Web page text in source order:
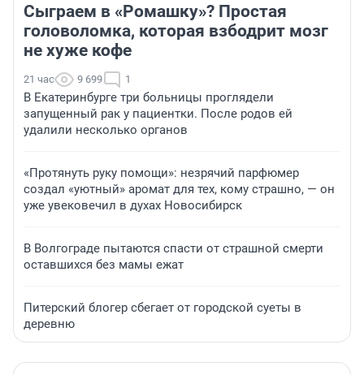
Сыграем в «Ромашку»? Простая
головоломка, которая взбодрит мозг
не хуже кофе
21 час 9 699 1
В Екатеринбурге три больницы проглядели
запущенный рак у пациентки. После родов ей
удалили несколько органов
«Протянуть руку помощи»: незрячий парфюмер
создал «уютный» аромат для тех, кому страшно, — он
уже увековечил в духах Новосибирск
В Волгограде пытаются спасти от страшной смерти
оставшихся без мамы ежат
Питерский блогер сбегает от городской суеты в
деревню